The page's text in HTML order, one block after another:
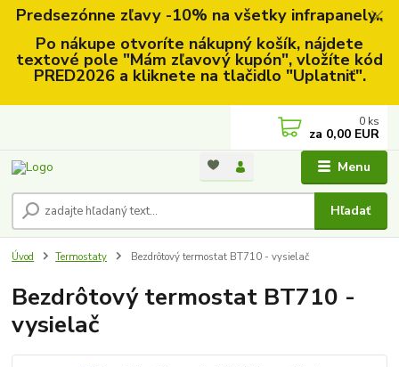
Predsezónne zľavy -10% na všetky infrapanely..
Po nákupe otvoríte nákupný košík, nájdete
textové pole "Mám zľavový kupón", vložíte kód
PRED2026 a kliknete na tlačidlo "Uplatniť".
Menu
Hľadať
0 ks
za 0,00 EUR
Úvod Termostaty Bezdrôtový termostat BT710 - vysielač
Bezdrôtový termostat BT710 -
vysielač